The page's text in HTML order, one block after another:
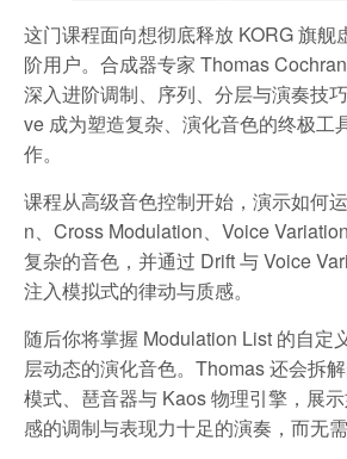
这门课程面向想彻底释放 KORG 旗舰
阶用户。合成器专家 Thomas
深入进阶调制、序列、分层与演奏技
ve 成为塑造复杂、演化音色的终极工
作。
课程从高级音色控制开始，演示如何
n、Cross Modulation、Voice
复杂的音色，并通过 Drift 与 Voice
注入模拟式的律动与质感。
随后你将掌握 Modulation List 的自定
层动态的演化音色。Thomas 还会拆
模式、琶音器与 Kaos 物理引擎，展
感的调制与表现力十足的演奏，而无需